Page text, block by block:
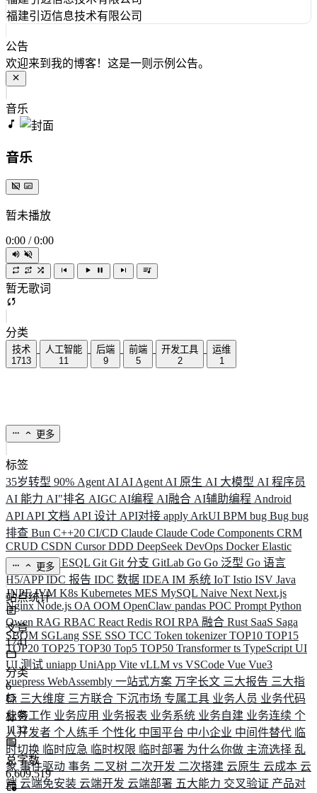
福建引迈信息技术有限公司
公告
欢迎来到我的博客！这是一则示例公告。
音乐
音乐
暂未播放
0:00 / 0:00
暂无歌词
分类
技术
1713
人工智能
11
后端
9
前端
5
开发工具
2
运维
1
更多
标签
35岁转型 90% Agent AI AI Agent AI 原生 AI 大模型 AI 程序员
AI 能力 AI"排名 AIGC AI编程 AI融合 AI辅助编程 Android
API API 文档 API 设计 API对接 apply ArkUI BPM bug Bug bug
排查 Bun C++20 CI/CD Claude Claude Code Components CRM
CRUD CSDN CursorDDD DeepSeek DevOps DockerElastic
ELK ElysiaESQL Git Git 分支 GitLab Go Go 泛型 Go 语言
H5/APPIDC 报告 IDC 数据 IDEA IM 系统 IoT Istio ISV Java
JNPFJVM K8s Kubernetes MES MySQL Naive Next Next.js
NginxNode.js OA OOM OpenClaw pandas POC Prompt Python
Qwen RAG RBAC React Redis ROI RPA 融合 Rust SaaS Saga
SBOM SGLang SSE SSO TCC Token tokenizerTOP10 TOP15
TOP20 TOP25 TOP30 Top5 TOP50 Transformerts TypeScript UI
UI 测试 uniapp UniApp Vite vLLM vs VSCode Vue Vue3
vuepress WebAssembly 一站式方案 万字长文 三大报告 三大指
标 三大维度 三方联合 下沉市场 专属工具 业务人员 业务代码
业务工作 业务应用 业务报表 业务系统 业务自建 业务连续 个
人开发者 个人练手 个性化 中国平台 中小企业 中间件替代 临
时切换 临时应急 临时权限 临时部署 为什么你做 主流选择 乱
象 事件驱动 事务 二叉树 二次开发 二次搭建 云原生 云成本 云
端 云端免安装 云端开发 云端部署 五大能力 交叉验证 产品对
更多
站点统计
文章
1741
分类
6
标签
1132
总字数
6,609,519